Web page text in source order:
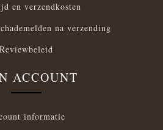
en verzendkosten
na verzending
Reviewbeleid
ACCOUNT
informatie